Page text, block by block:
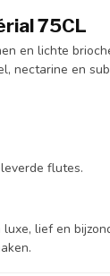
75CL
en lichte
nectarine en
flutes.
lief en